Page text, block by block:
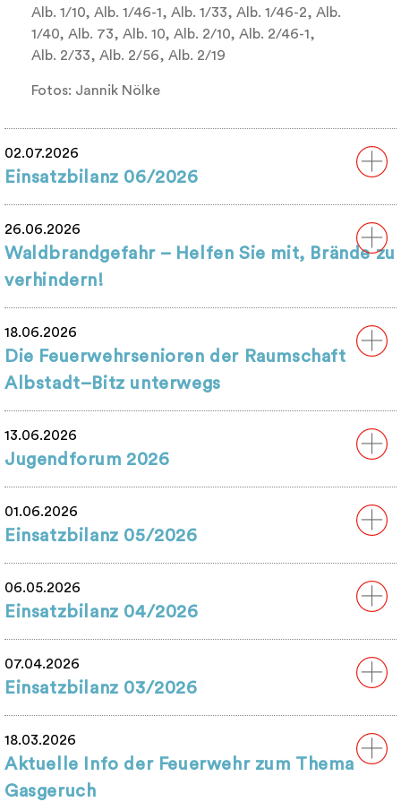
Alb. 1/10, Alb. 1/46-1, Alb. 1/33, Alb. 1/46-2, Alb.
1/40, Alb. 73, Alb. 10, Alb. 2/10, Alb. 2/46-1,
Alb. 2/33, Alb. 2/56, Alb. 2/19
Fotos: Jannik Nölke
02.07.2026
Einsatzbilanz 06/2026
26.06.2026
Waldbrandgefahr – Helfen Sie mit, Brände zu
verhindern!
18.06.2026
Die Feuerwehrsenioren der Raumschaft
Albstadt–Bitz unterwegs
13.06.2026
Jugendforum 2026
01.06.2026
Einsatzbilanz 05/2026
06.05.2026
Einsatzbilanz 04/2026
07.04.2026
Einsatzbilanz 03/2026
18.03.2026
Aktuelle Info der Feuerwehr zum Thema
Gasgeruch